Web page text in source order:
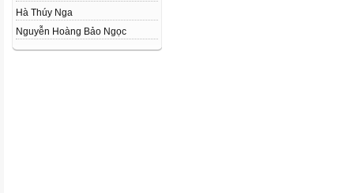
Hà Thúy Nga
Nguyễn Hoàng Bảo Ngọc